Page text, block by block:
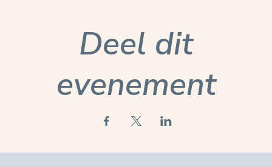
Deel dit
evenement